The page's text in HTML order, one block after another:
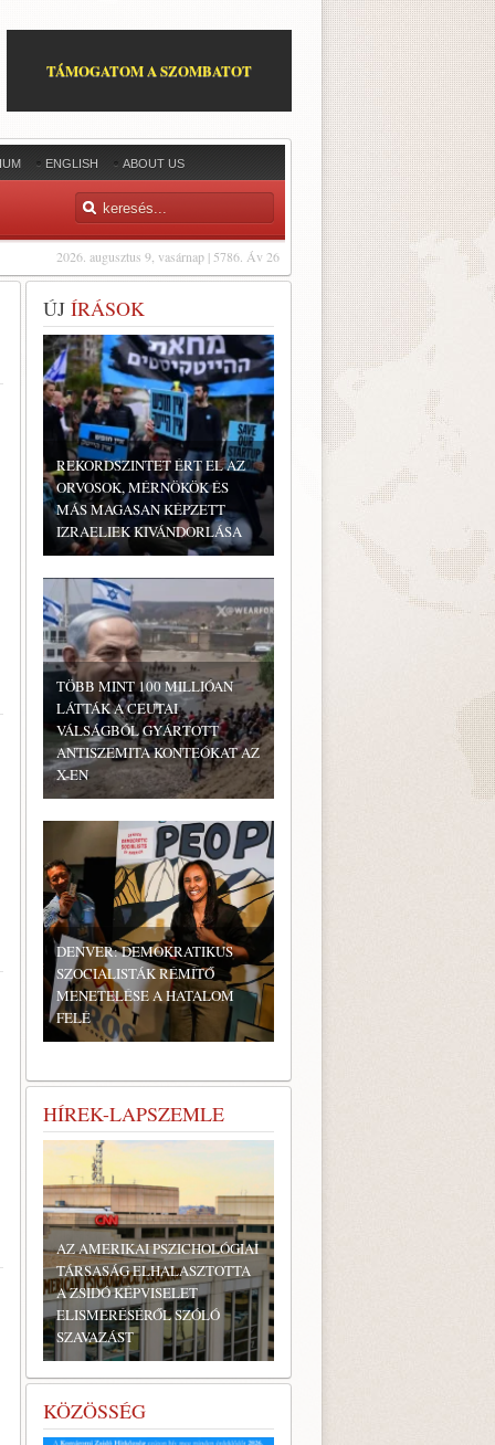
TÁMOGATOM A SZOMBATOT
ENGLISH ABOUT US
2026. augusztus 9, vasárnap | 5786. Áv 26
ÚJ ÍRÁSOK
REKORDSZINTET ÉRT EL AZ
ORVOSOK, MÉRNÖKÖK ÉS
MÁS MAGASAN KÉPZETT
IZRAELIEK KIVÁNDORLÁSA
TÖBB MINT 100 MILLIÓAN
LÁTTÁK A CEUTAI
VÁLSÁGBÓL GYÁRTOTT
ANTISZEMITA KONTEÓKAT AZ
X-EN
DENVER: DEMOKRATIKUS
SZOCIALISTÁK RÉMÍTŐ
MENETELÉSE A HATALOM
FELÉ
HÍREK-LAPSZEMLE
AZ AMERIKAI PSZICHOLÓGIAI
TÁRSASÁG ELHALASZTOTTA
A ZSIDÓ KÉPVISELET
ELISMERÉSÉRŐL SZÓLÓ
SZAVAZÁST
KÖZÖSSÉG